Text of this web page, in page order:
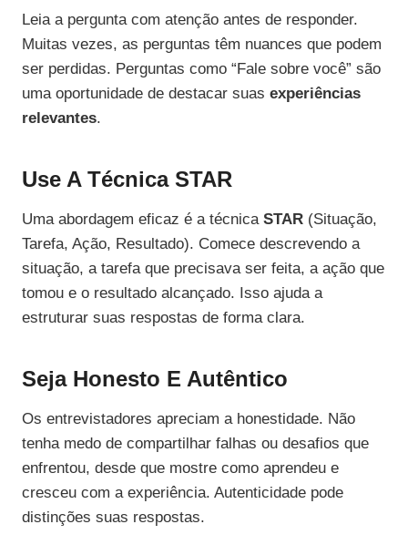
Leia a pergunta com atenção antes de responder.
Muitas vezes, as perguntas têm nuances que podem
ser perdidas. Perguntas como “Fale sobre você” são
uma oportunidade de destacar suas experiências
relevantes.
Use A Técnica STAR
Uma abordagem eficaz é a técnica STAR (Situação,
Tarefa, Ação, Resultado). Comece descrevendo a
situação, a tarefa que precisava ser feita, a ação que
tomou e o resultado alcançado. Isso ajuda a
estruturar suas respostas de forma clara.
Seja Honesto E Autêntico
Os entrevistadores apreciam a honestidade. Não
tenha medo de compartilhar falhas ou desafios que
enfrentou, desde que mostre como aprendeu e
cresceu com a experiência. Autenticidade pode
distinções suas respostas.